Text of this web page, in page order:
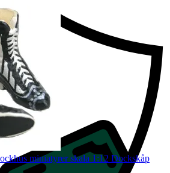
miniatyrer skala 1:12 Dockskåp